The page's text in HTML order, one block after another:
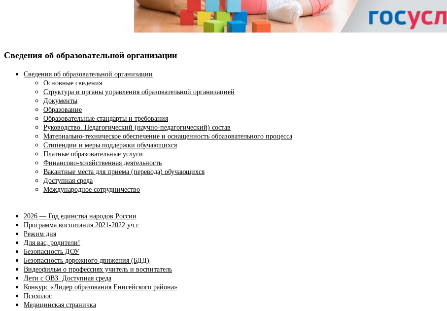
Сведения об образовательной организации
Сведения об образовательной организации
Основные сведения
Структура и органы управления образовательной организацией
Документы
Образование
Образовательные стандарты и требования
Руководство. Педагогический (научно-педагогический) состав
Материально-техническое обеспечение и оснащенность образовательного процесса
Стипендии и меры поддержки обучающихся
Платные образовательные услуги
Финансово-хозяйственная деятельность
Вакантные места для приема (перевода) обучающихся
Доступная среда
Международное сотрудничество
2026 — Год единства народов России
Программа воспитания 2021-2022 уч.г
Режим дня
Для вас, родители!
Безопасность ДОУ
Безопасность дорожного движения (БДД)
Видеофильм о профессиях учитель и воспитатель
Дети с ОВЗ. Доступная среда
Конкурс «Лидер образования Енисейского района»
Психолог
Медицинская страничка